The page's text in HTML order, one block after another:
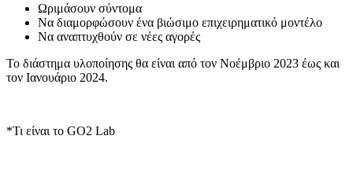
Ωριμάσουν σύντομα
Να διαμορφώσουν ένα βιώσιμο επιχειρηματικό μοντέλο
Να αναπτυχθούν σε νέες αγορές
Το διάστημα υλοποίησης θα είναι από τον Νοέμβριο 2023 έως και
τον Ιανουάριο 2024.
*Τι είναι το GO2 Lab